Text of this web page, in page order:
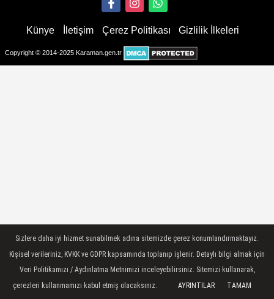
Künye İletişim Çerez Politikası Gizlilik İlkeleri
Copyright © 2014-2025 Karaman.gen.tr
Sizlere daha iyi hizmet sunabilmek adına sitemizde çerez konumlandırmaktayız.
Kişisel verileriniz, KVKK ve GDPR kapsamında toplanıp işlenir. Detaylı bilgi almak için
Veri Politikamızı / Aydınlatma Metnimizi inceleyebilirsiniz. Sitemizi kullanarak,
çerezleri kullanmamızı kabul etmiş olacaksınız.
AYRINTILAR TAMAM